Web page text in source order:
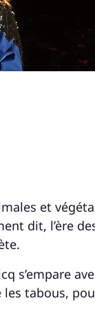
et
dit, l’ère
s’empare
tabous,